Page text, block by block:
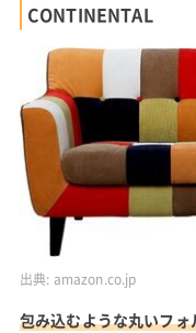
CONTINENTAL
出典: amazon.co.jp
包み込むような丸いフ